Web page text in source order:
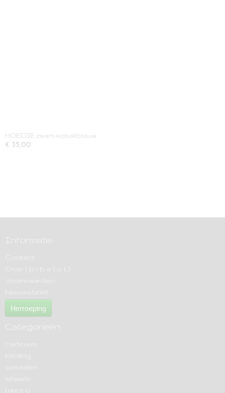
HOEDIE zwart-kobaltblauw
€ 35,00
Informatie
Contact
Over ( b i b e l o t )
Voorwaarden
Nieuwsbrief
Herroeping
Categorieën
cadeaus
kleding
sieraden
shawls
tatez-y